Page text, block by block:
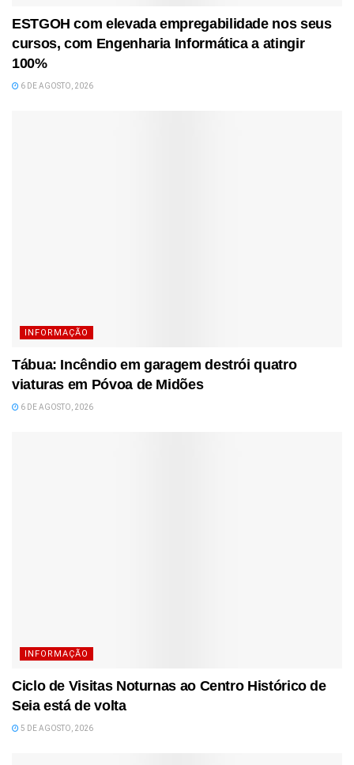
ESTGOH com elevada empregabilidade nos seus
cursos, com Engenharia Informática a atingir
100%
6 DE AGOSTO, 2026
INFORMAÇÃO
Tábua: Incêndio em garagem destrói quatro
viaturas em Póvoa de Midões
6 DE AGOSTO, 2026
INFORMAÇÃO
Ciclo de Visitas Noturnas ao Centro Histórico de
Seia está de volta
5 DE AGOSTO, 2026